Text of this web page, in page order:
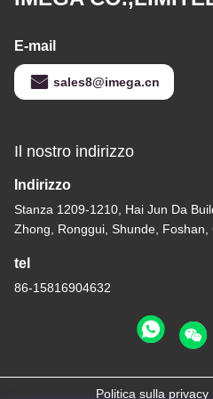
E-mail
sales8@imega.cn
Il nostro indirizzo
Indirizzo
Stanza 1209-1210, Hai Jun Da
Zhong, Ronggui, Shunde, Foshan,
tel
86-15816904632
Politica sulla privacy